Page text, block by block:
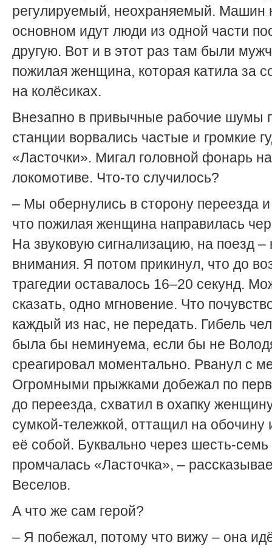
регулируемый, неохраняемый. Машин
основном идут люди из одной части
другую. Вот и в этот раз там были
пожилая женщина, которая катила за
на колёсиках.
Внезапно в привычные рабочие шумы
станции ворвались частые и громкие
«Ласточки». Мигал головной фонарь на
локомотиве. Что-то случилось?
– Мы обернулись в сторону переезда
что пожилая женщина направилась
На звуковую сигнализацию, на поезд –
внимания. Я потом прикинул, что до
трагедии оставалось 16–20 секунд.
сказать, одно мгновение. Что
каждый из нас, не передать. Гибель
была бы неминуема, если бы не
среагировал моментально. Рванул с
Огромными прыжками добежал по
до переезда, схватил в охапку
сумкой-тележкой, оттащил на обочину
её собой. Буквально через шесть-семь
промчалась «Ласточка», –
Веселов.
А что же сам герой?
– Я побежал, потому что вижу – она